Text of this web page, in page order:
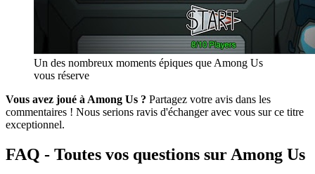
Un des nombreux moments épiques que Among Us
vous réserve
Vous avez joué à Among Us ? Partagez votre avis dans les
commentaires ! Nous serions ravis d'échanger avec vous sur ce titre
exceptionnel.
FAQ - Toutes vos questions sur Among Us